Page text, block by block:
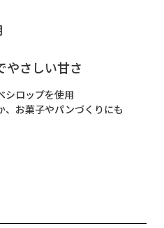
やさしい甘さ
シロップを使用
お菓子やパンづくりにも